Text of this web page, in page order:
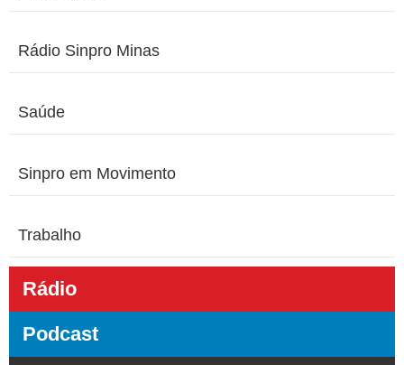
Rádio Sinpro Minas
Saúde
Sinpro em Movimento
Trabalho
Rádio
Podcast